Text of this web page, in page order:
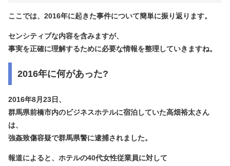
ここでは、2016年に起きた事件について簡単に振り返ります。
センシティブな内容を含みますが、
事実を正確に理解するために必要な情報を整理していきますね。
2016年に何があった?
2016年8月23日、
群馬県前橋市内のビジネスホテルに宿泊していた高畑裕太さん
は、
強姦致傷容疑で群馬県警に逮捕されました。
報道によると、ホテルの40代女性従業員に対して